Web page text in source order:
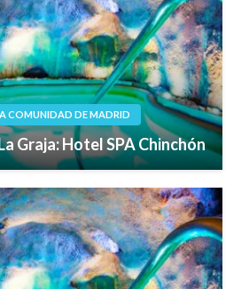
COMUNIDAD DE MADRID
Graja: Hotel SPA Chinchón